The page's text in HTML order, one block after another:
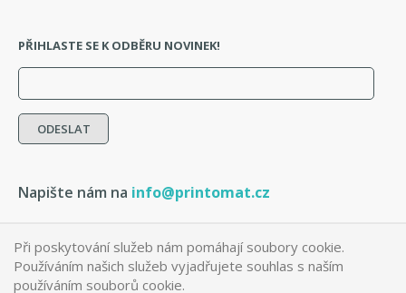
Při poskytování služeb nám pomáhají soubory cookie.
Používáním našich služeb vyjadřujete souhlas s naším
používáním souborů cookie.
PŘIHLASTE SE K ODBĚRU NOVINEK!
Napište nám na info@printomat.cz
Facebook Instagram Pinterest